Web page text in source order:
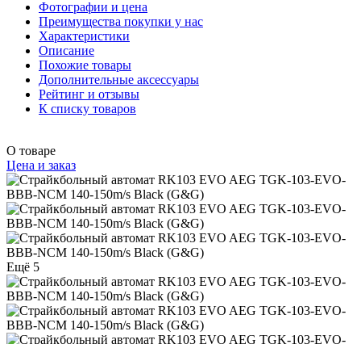
Фотографии и цена
Преимущества покупки у нас
Характеристики
Описание
Похожие товары
Дополнительные аксессуары
Рейтинг и отзывы
К списку товаров
О товаре
Цена и заказ
Ещё 5